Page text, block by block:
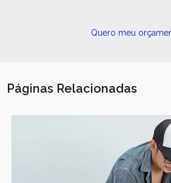
Quero meu
Páginas Relacionadas